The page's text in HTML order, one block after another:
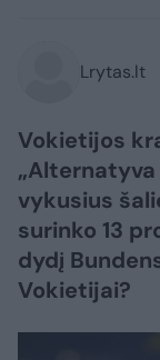
Lrytas.lt
Vokietijos
vykusius
surinko 13
dydį
Vokietijai?